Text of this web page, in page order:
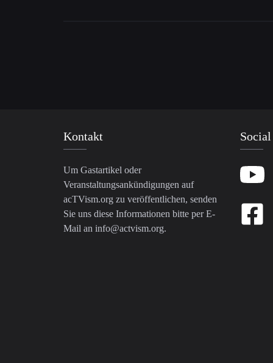
Kontakt
Um Gastartikel oder
Veranstaltungsankündigungen auf
acTVism.org zu veröffentlichen, senden
Sie uns diese Informationen bitte per E-
Mail an info@actvism.org.